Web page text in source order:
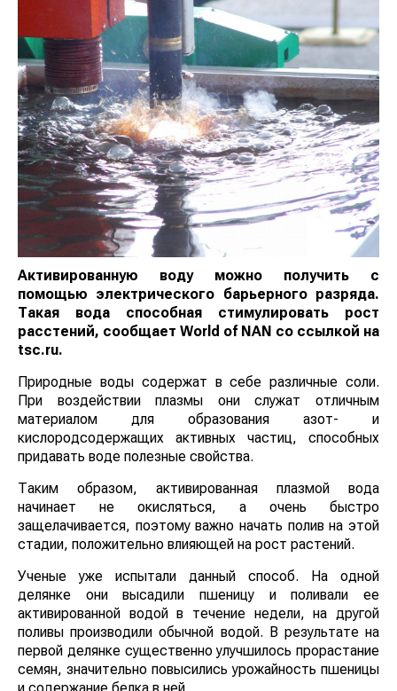
Активированную воду можно получить
с
помощью электрического барьерного разряда.
Такая вода способная стимулировать рост
расстений, сообщаетWorld of NANсо ссылкой на
tsc.ru.
Природные воды содержат в себе различные соли.
При воздействии плазмы они служат отличным
материалом для образования азот- и
кислородсодержащих активных частиц, способных
придавать воде полезные свойства.
Таким образом, активированная плазмой вода
начинает не окисляться, а очень быстро
защелачивается, поэтому важно начать полив на этой
стадии, положительно влияющей на рост растений.
Ученые уже испытали данный способ. На одной
делянке они высадили пшеницу и поливали ее
активированной водой в течение недели, на другой
поливы производили обычной водой. В результате на
первой делянке существенно улучшилось
прорастание семян, значительно повысились